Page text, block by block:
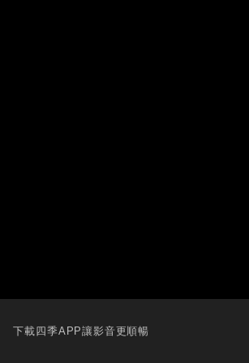
下載四季APP讓影音更順暢